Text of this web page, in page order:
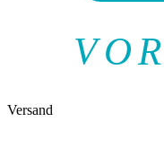
VOR
Versand